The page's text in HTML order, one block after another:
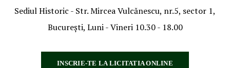
Sediul Historic - Str. Mircea Vulcănescu, nr.5, sector 1,
Bucureşti, Luni - Vineri 10.30 - 18.00
INSCRIE-TE LA LICITATIA ONLINE